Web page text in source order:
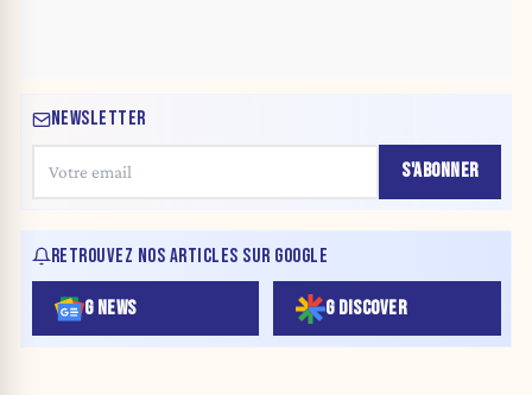
NEWSLETTER
S'ABONNER
RETROUVEZ NOS ARTICLES SUR GOOGLE
G NEWS G DISCOVER